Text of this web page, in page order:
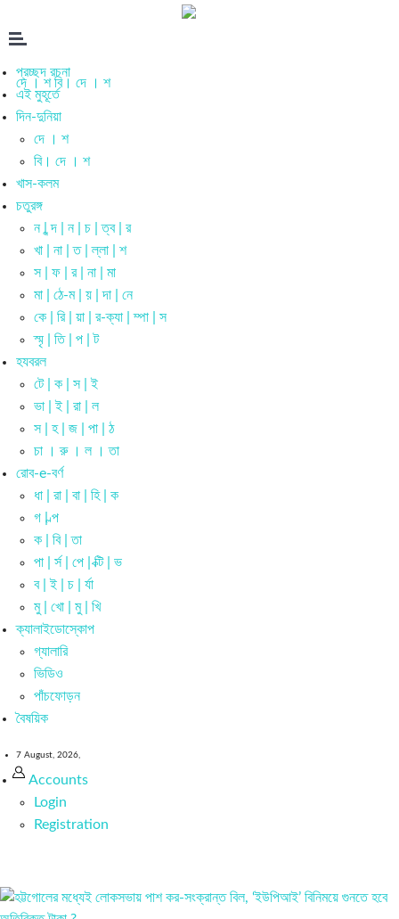
প্রচ্ছদ রচনা
এই মুহূর্তে
দিন-দুনিয়া
দে । শ
বি। দে । শ
খাস-কলম
চতুরঙ্গ
ন | ন্দ | ন | চ | ত্ব | র
খা | না | ত | ল্লা | শ
স | ফ | র | না | মা
মা | ঠে-ম | য় | দা | নে
কে | রি | য়া | র-ক্যা | ম্পা | স
স্মৃ | তি | প | ট
হযবরল
টে | ক | স | ই
ভা | ই | রা | ল
স | হ | জ | পা | ঠ
চা । রু । ল । তা
রোব-e-বর্ণ
ধা | রা | বা | হি | ক
গ | ল্প
ক | বি | তা
পা | র্স | পে | ক্টি | ভ
ব | ই | চ | র্যা
মু | খো | মু | খি
ক্যালাইডোস্কোপ
গ্যালারি
ভিডিও
পাঁচফোড়ন
বৈষয়িক
7 August, 2026,
Accounts
Login
Registration
দে । শ বি। দে । শ